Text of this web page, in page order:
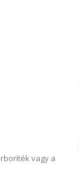
vagy a